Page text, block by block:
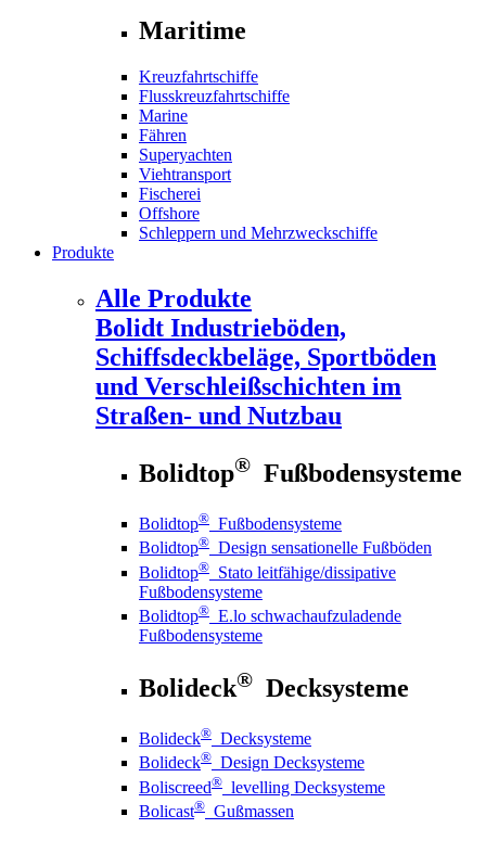
Maritime
Kreuzfahrtschiffe
Flusskreuzfahrtschiffe
Marine
Fähren
Superyachten
Viehtransport
Fischerei
Offshore
Schleppern und Mehrzweckschiffe
Produkte
Alle Produkte
Bolidt Industrieböden,
Schiffsdeckbeläge, Sportböden
und Verschleißschichten im
Straßen- und Nutzbau
Bolidtop® Fußbodensysteme
Bolidtop® Fußbodensysteme
Bolidtop® Design sensationelle Fußböden
Bolidtop® Stato leitfähige/dissipative
Fußbodensysteme
Bolidtop® E.lo schwachaufzuladende
Fußbodensysteme
Bolideck® Decksysteme
Bolideck® Decksysteme
Bolideck® Design Decksysteme
Boliscreed® levelling Decksysteme
Bolicast® Gußmassen